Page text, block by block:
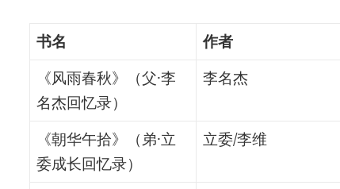
书名 作者
《风雨春秋》（父·李
名杰回忆录）
李名杰
《朝华午拾》（弟·立
委成长回忆录）
立委/李维